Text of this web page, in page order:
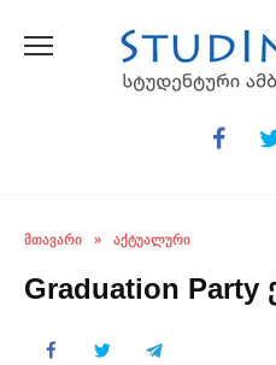
ᲛᲗᲐᲕᲐᲠᲘ » ᲐᲥᲢᲣᲐᲚᲣᲠᲘ
Graduation